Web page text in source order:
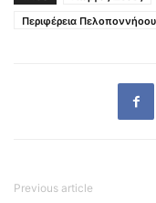
Περιφέρεια Πελοποννήοου
Previous article